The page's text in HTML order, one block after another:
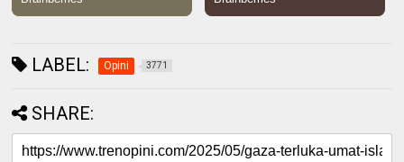
LABEL: Opini 3771
SHARE: